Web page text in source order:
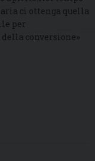
ci ottenga quella
per
conversione»